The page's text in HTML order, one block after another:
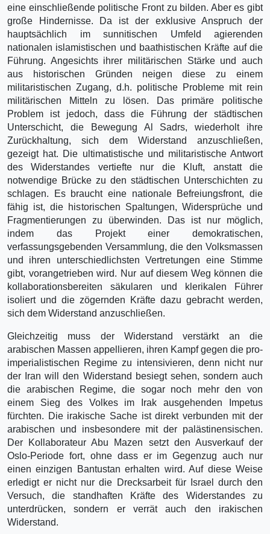
eine einschließende politische Front zu bilden. Aber es gibt
große Hindernisse. Da ist der exklusive Anspruch der
hauptsächlich im sunnitischen Umfeld agierenden
nationalen islamistischen und baathistischen Kräfte auf die
Führung. Angesichts ihrer militärischen Stärke und auch
aus historischen Gründen neigen diese zu einem
militaristischen Zugang, d.h. politische Probleme mit rein
militärischen Mitteln zu lösen. Das primäre politische
Problem ist jedoch, dass die Führung der städtischen
Unterschicht, die Bewegung Al Sadrs, wiederholt ihre
Zurückhaltung, sich dem Widerstand anzuschließen,
gezeigt hat. Die ultimatistische und militaristische Antwort
des Widerstandes vertiefte nur die Kluft, anstatt die
notwendige Brücke zu den städtischen Unterschichten zu
schlagen. Es braucht eine nationale Befreiungsfront, die
fähig ist, die historischen Spaltungen, Widersprüche und
Fragmentierungen zu überwinden. Das ist nur möglich,
indem das Projekt einer demokratischen,
verfassungsgebenden Versammlung, die den Volksmassen
und ihren unterschiedlichsten Vertretungen eine Stimme
gibt, vorangetrieben wird. Nur auf diesem Weg können die
kollaborationsbereiten säkularen und klerikalen Führer
isoliert und die zögernden Kräfte dazu gebracht werden,
sich dem Widerstand anzuschließen.
Gleichzeitig muss der Widerstand verstärkt an die
arabischen Massen appellieren, ihren Kampf gegen die pro-
imperialistischen Regime zu intensivieren, denn nicht nur
der Iran will den Widerstand besiegt sehen, sondern auch
die arabischen Regime, die sogar noch mehr den von
einem Sieg des Volkes im Irak ausgehenden Impetus
fürchten. Die irakische Sache ist direkt verbunden mit der
arabischen und insbesondere mit der palästinensischen.
Der Kollaborateur Abu Mazen setzt den Ausverkauf der
Oslo-Periode fort, ohne dass er im Gegenzug auch nur
einen einzigen Bantustan erhalten wird. Auf diese Weise
erledigt er nicht nur die Drecksarbeit für Israel durch den
Versuch, die standhaften Kräfte des Widerstandes zu
unterdrücken, sondern er verrät auch den irakischen
Widerstand.